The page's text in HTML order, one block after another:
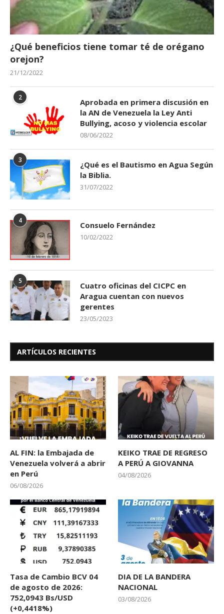
¿Qué beneficios tiene tomar té de orégano
orejon?
21/12/2022
2
Aprobada en primera discusión en
la AN de Venezuela la Ley Anti
Bullying, acoso y violencia escolar
08/06/2022
3
¿Qué es el Bautismo en Agua Según
la Biblia.
31/07/2022
4 Consuelo Fernández
10/02/2022
5
Cuatro oficinas del CICPC en
Aragua cuentan con nuevos
gerentes
23/05/2023
ARTÍCULOS RECIENTES
AL FIN: la Embajada de
Venezuela volverá a abrir
en Perú
06/08/2026
KEIKO TRAE DE REGRESO
A PERÚ A GIOVANNA
04/08/2026
Tasa de Cambio BCV 04
de agosto de 2026:
752,0943 Bs/USD
(+0,4418%)
DIA DE LA BANDERA
NACIONAL
03/08/2026